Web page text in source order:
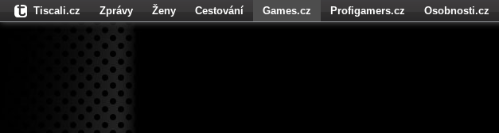
Tiscali.cz Zprávy Ženy Cestování Games.cz Profigamers.cz Osobnosti.cz
Fights.cz